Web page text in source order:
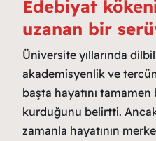
Edebiyat
uzanan bir
Üniversite yıllarında
akademisyenlik ve
başta hayatını
kurduğunu belirtti.
zamanla hayatının